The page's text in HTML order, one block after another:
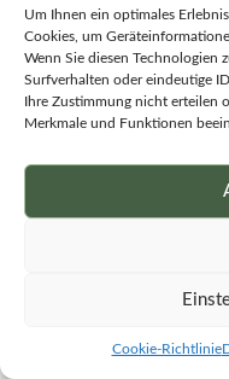
Um Ihnen ein optimales
Cookies, um
Wenn Sie diesen Technologien
Surfverhalten oder eindeutige
Ihre Zustimmung nicht erteilen
Merkmale und Funktionen
Cookie-Richtlinie